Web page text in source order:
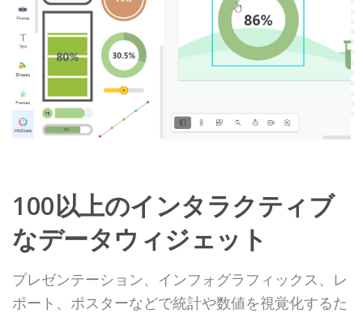
100以上のインタラクティブ
なデータウィジェット
プレゼンテーション、インフォグラフィックス、レ
ポート、ポスターなどで統計や数値を視覚化するた